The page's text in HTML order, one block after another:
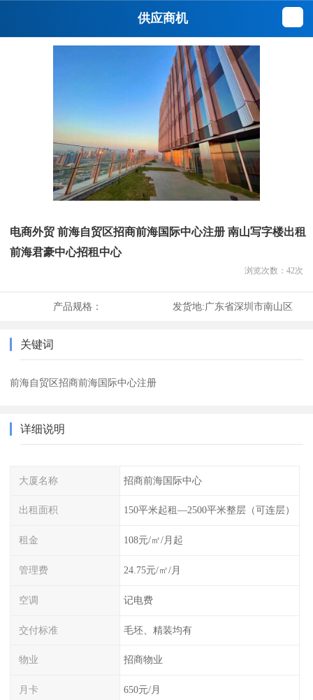
供应商机
电商外贸 前海自贸区招商前海国际中心注册 南山写字楼出租
前海君豪中心招租中心
浏览次数： 42次
产品规格： 发货地:广东省深圳市南山区
关键词
前海自贸区招商前海国际中心注册
详细说明
大厦名称 招商前海国际中心
出租面积 150平米起租—2500平米整层（可连层）
租金 108元/㎡/月起
管理费 24.75元/㎡/月
空调 记电费
交付标准 毛坯、精装均有
物业 招商物业
月卡 650元/月